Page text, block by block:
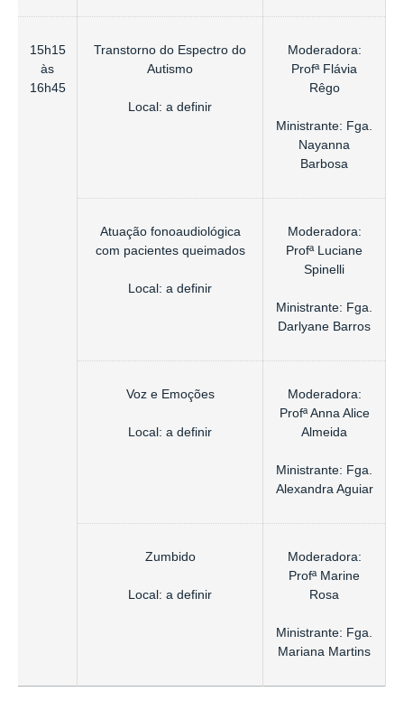
15h15
às
16h45
Transtorno do Espectro do
Autismo
Local: a definir
Moderadora:
Profª Flávia
Rêgo
Ministrante: Fga.
Nayanna
Barbosa
Atuação fonoaudiológica
com pacientes queimados
Local: a definir
Moderadora:
Profª Luciane
Spinelli
Ministrante: Fga.
Darlyane Barros
Voz e Emoções
Local: a definir
Moderadora:
Profª Anna Alice
Almeida
Ministrante: Fga.
Alexandra Aguiar
Zumbido
Local: a definir
Moderadora:
Profª Marine
Rosa
Ministrante: Fga.
Mariana Martins